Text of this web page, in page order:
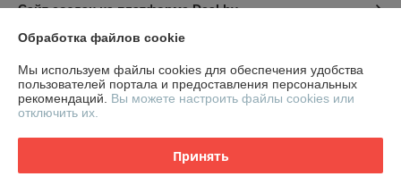
Сайт создан на платформе Deal.by
Информация для покупателя
Юридическое лицо: ООО "СтилТехГрупп"
220069, г. Минск, ул. Щорса 3-я, дом 9,офис 305
Обработка файлов cookie
Мы используем файлы cookies для обеспечения удобства
пользователей портала и предоставления персональных
рекомендаций. Вы можете настроить файлы cookies или
отключить их.
Принять